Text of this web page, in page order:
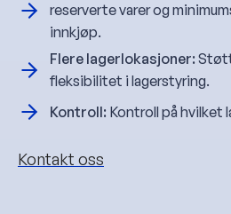
reserverte varer og
innkjøp.
Flere lagerlokasjoner:
fleksibilitet i lagerstyring.
Kontroll: Kontroll på hvilket
Kontakt oss